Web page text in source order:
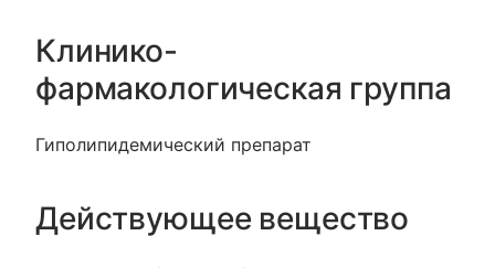
Клинико-
фармакологическая группа
Гиполипидемический препарат
Действующее вещество